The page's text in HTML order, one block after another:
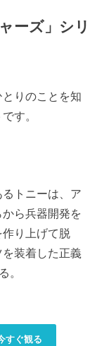
ーズ」シリ
りのことを知
す。
トニーは、ア
ら兵器開発を
り上げて脱
装着した正義
。
すぐ観る